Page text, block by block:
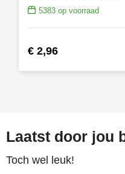
5383op voorraad
€ 2,96
Laatst door jou
Toch wel leuk!